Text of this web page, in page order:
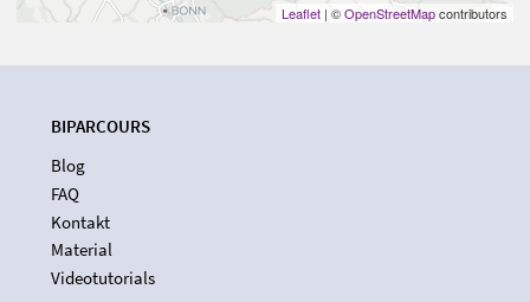
Leaflet | ©OpenStreetMapcontributors
BIPARCOURS
Blog
FAQ
Kontakt
Material
Videotutorials